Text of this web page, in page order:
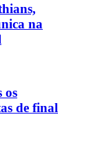
na
os
de final